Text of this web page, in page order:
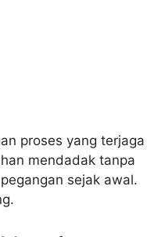
proses yang terjaga
mendadak tanpa
sejak awal.